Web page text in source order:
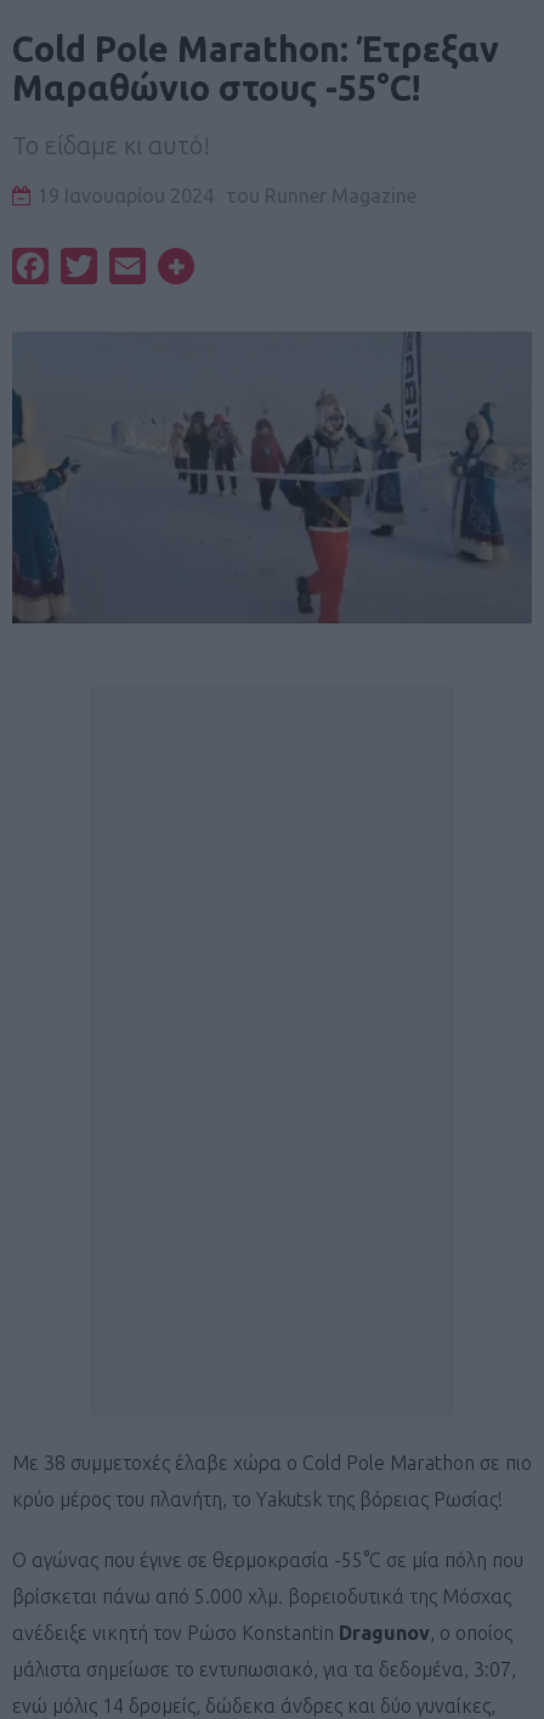
Cold Pole Marathon: Έτρεξαν
Μαραθώνιο στους -55°C!
Το είδαμε κι αυτό!
19 Ιανουαρίου 2024 του Runner Magazine
FacebookTwitterEmail
Με 38 συμμετοχές έλαβε χώρα ο Cold Pole Marathon σε πιο
κρύο μέρος του πλανήτη, το Yakutsk της βόρειας Ρωσίας!
Ο αγώνας που έγινε σε θερμοκρασία -55°C σε μία πόλη που
βρίσκεται πάνω από 5.000 χλμ. βορειοδυτικά της Μόσχας
ανέδειξε νικητή τον Ρώσο Konstantin Dragunov, ο οποίος
μάλιστα σημείωσε το εντυπωσιακό, για τα δεδομένα, 3:07,
ενώ μόλις 14 δρομείς, δώδεκα άνδρες και δύο γυναίκες,